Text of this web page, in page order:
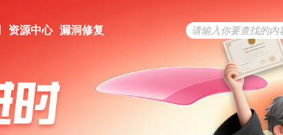
资源中心 漏洞修复